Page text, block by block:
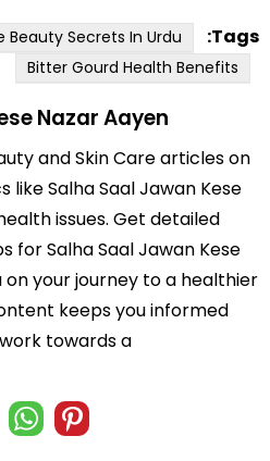
Tags:
Beauty Secrets In Urdu
Bitter Gourd Health Benefits
Nazar Aayen
and Skin Care articles on
like Salha Saal Jawan Kese
issues. Get detailed
for Salha Saal Jawan Kese
on your journey to a healthier
keeps you informed
towards a